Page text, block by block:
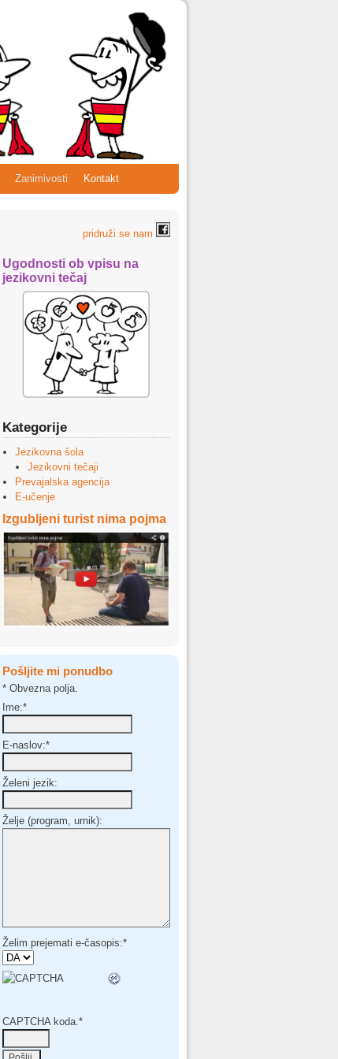
Zanimivosti Kontakt
pridruži se nam
Ugodnosti ob vpisu na
jezikovni tečaj
Kategorije
Jezikovna šola
Jezikovni tečaji
Prevajalska agencija
E-učenje
Izgubljeni turist nima pojma
Pošljite mi ponudbo
* Obvezna polja.
Ime:*
E-naslov:*
Želeni jezik:
Želje (program, urnik):
Želim prejemati e-časopis:*
CAPTCHA koda.*